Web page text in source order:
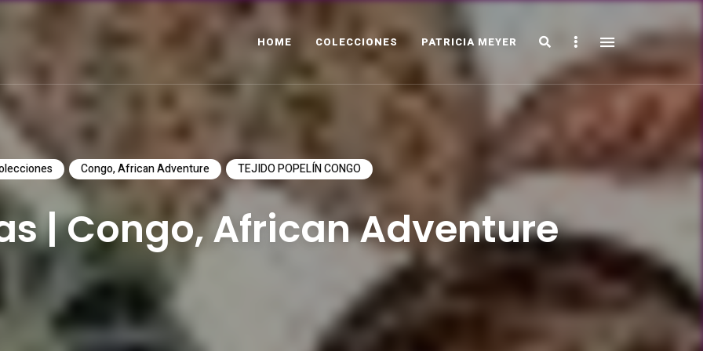
HOME COLECCIONES PATRICIA MEYER SearchSidebar
Congo, African Adventure TEJIDO POPELÍN CONGO
| Congo, African Adventure